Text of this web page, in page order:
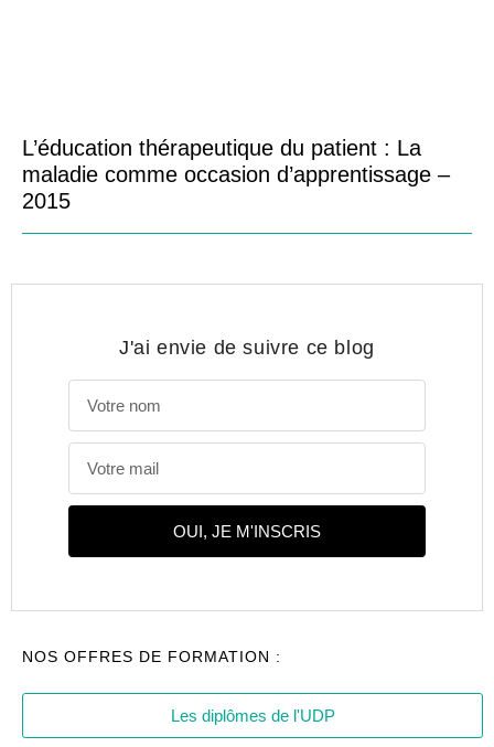
L’éducation thérapeutique du patient : La
maladie comme occasion d’apprentissage –
2015
J'ai envie de suivre ce blog
OUI, JE M'INSCRIS
NOS OFFRES DE FORMATION :
Les diplômes de l'UDP